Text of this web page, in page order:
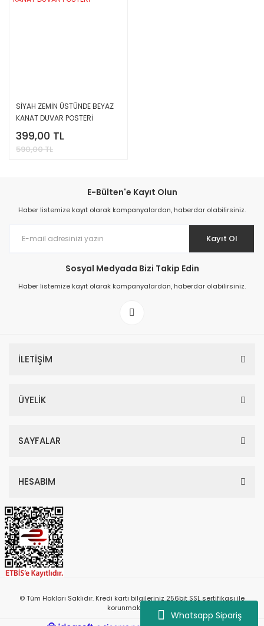
Whatsapp Sipariş
SİYAH ZEMİN ÜSTÜNDE BEYAZ
KANAT DUVAR POSTERİ
399,00 TL
590,00 TL
E-Bülten'e Kayıt Olun
Haber listemize kayıt olarak kampanyalardan, haberdar olabilirsiniz.
Kayıt Ol
Sosyal Medyada Bizi Takip Edin
Haber listemize kayıt olarak kampanyalardan, haberdar olabilirsiniz.
İLETİŞİM
ÜYELİK
SAYFALAR
HESABIM
© Tüm Hakları Saklıdır. Kredi kartı bilgileriniz 256bit SSL sertifikası ile
korunmaktadır.